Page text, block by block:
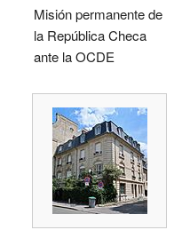
Misión permanente de
la República Checa
ante la OCDE